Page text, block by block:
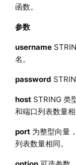
函数。
参数
username
名。
password
hostSTRING 类
和端口列表数量相
port为整型向量
列表数量相同。